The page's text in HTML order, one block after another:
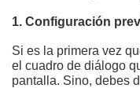
1. Configuración
Si es la primera vez
el cuadro de diálogo
pantalla. Sino, debes